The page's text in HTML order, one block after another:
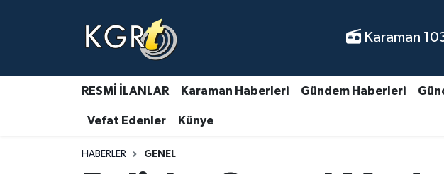
Karaman
RESMİ İLANLAR Karaman Haberleri Gündem Haberleri
Vefat Edenler Künye
HABERLER GENEL
Karaman Haberleri
Gündem Haberleri
Güncel Haberler